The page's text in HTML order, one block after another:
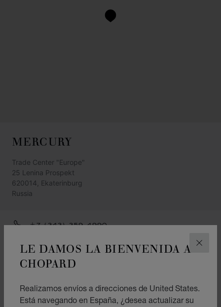
LE DAMOS LA BIENVENIDA A
CHOPARD
Realizamos envíos a direcciones de United States.
Está navegando en España, ¿desea actualizar su
MERCURY
Trade Center "Europe"
25 Lenina Prospekt
620014, Ekaterinburg
Russia
+7 (343) 359 4990
CATEGORÍAS
Joyas